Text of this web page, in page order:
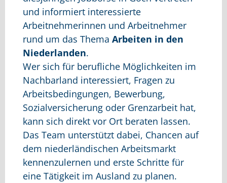
und informiert interessierte
Arbeitnehmerinnen und Arbeitnehmer
rund um das Thema Arbeiten in den
Niederlanden.
Wer sich für berufliche Möglichkeiten im
Nachbarland interessiert, Fragen zu
Arbeitsbedingungen, Bewerbung,
Sozialversicherung oder Grenzarbeit hat,
kann sich direkt vor Ort beraten lassen.
Das Team unterstützt dabei, Chancen auf
dem niederländischen Arbeitsmarkt
kennenzulernen und erste Schritte für
eine Tätigkeit im Ausland zu planen.